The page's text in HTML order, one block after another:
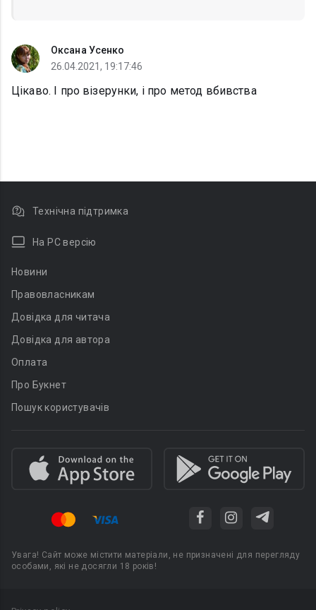
Оксана Усенко
26.04.2021, 19:17:46
Цікаво. І про візерунки, і про метод вбивства
Технічна підтримка
На PC версію
Новини
Правовласникам
Довідка для читача
Довідка для автора
Оплата
Про Букнет
Пошук користувачів
Увага! Сайт може містити матеріали, не призначені для перегляду
особами, які не досягли 18 років!